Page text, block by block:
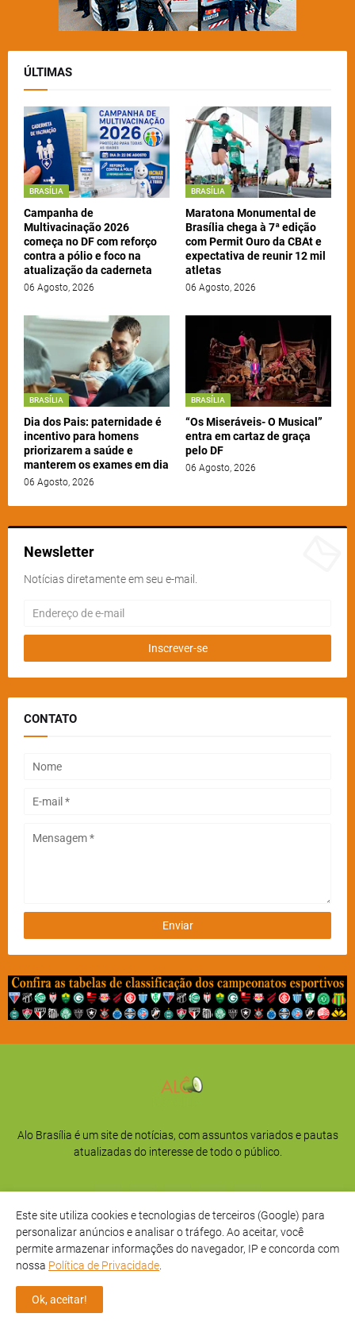
ÚLTIMAS
BRASÍLIA
Campanha de
Multivacinação 2026
começa no DF com reforço
contra a pólio e foco na
atualização da caderneta
06 Agosto, 2026
BRASÍLIA
Maratona Monumental de
Brasília chega à 7ª edição
com Permit Ouro da CBAt e
expectativa de reunir 12 mil
atletas
06 Agosto, 2026
BRASÍLIA
Dia dos Pais: paternidade é
incentivo para homens
priorizarem a saúde e
manterem os exames em dia
06 Agosto, 2026
BRASÍLIA
“Os Miseráveis- O Musical”
entra em cartaz de graça
pelo DF
06 Agosto, 2026
Newsletter
Notícias diretamente em seu e-mail.
CONTATO
Alo Brasília é um site de notícias, com assuntos variados e pautas
atualizadas do interesse de todo o público.
Início Sobre
Este site utiliza cookies e tecnologias de terceiros (Google) para
personalizar anúncios e analisar o tráfego. Ao aceitar, você
permite armazenar informações do navegador, IP e concorda com
nossa Política de Privacidade
Ok, aceitar!